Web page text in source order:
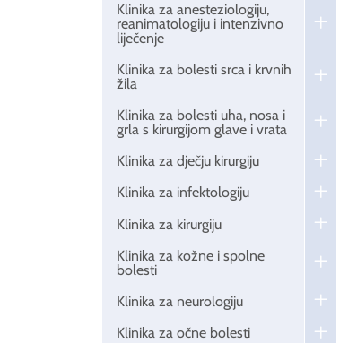
Klinika za anesteziologiju,
reanimatologiju i intenzivno
liječenje
Klinika za bolesti srca i krvnih
žila
Klinika za bolesti uha, nosa i
grla s kirurgijom glave i vrata
Klinika za dječju kirurgiju
Klinika za infektologiju
Klinika za kirurgiju
Klinika za kožne i spolne
bolesti
Klinika za neurologiju
Klinika za očne bolesti